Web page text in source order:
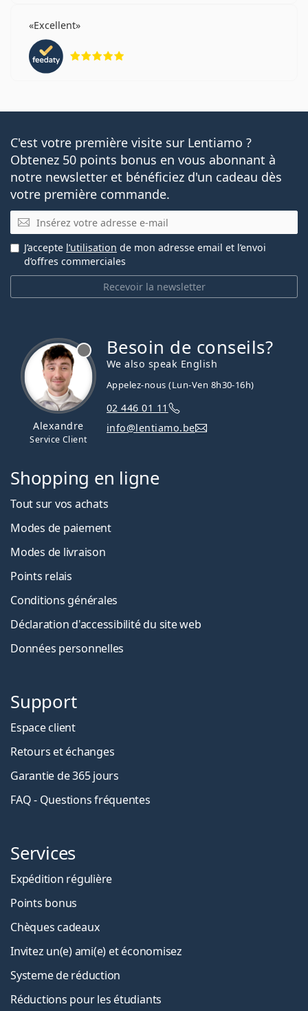
Excellent
C'est votre première visite sur Lentiamo ?
Obtenez 50 points bonus en vous abonnant à
notre newsletter et bénéficiez d'un cadeau dès
votre première commande.
E-mail
Recevoir la newsletter
J’accepte l’utilisation de mon adresse email et l’envoi
d’offres commerciales
Alexandre
Service Client
Besoin de conseils?
We also speak English
Appelez-nous (Lun-Ven 8h30-16h)
02 446 01 11
info@lentiamo.be
Shopping en ligne
Tout sur vos achats
Modes de paiement
Modes de livraison
Points relais
Conditions générales
Déclaration d'accessibilité du site web
Données personnelles
Support
Espace client
Retours et échanges
Garantie de 365 jours
FAQ - Questions fréquentes
Services
Expédition régulière
Points bonus
Chèques cadeaux
Invitez un(e) ami(e) et économisez
Systeme de réduction
Réductions pour les étudiants